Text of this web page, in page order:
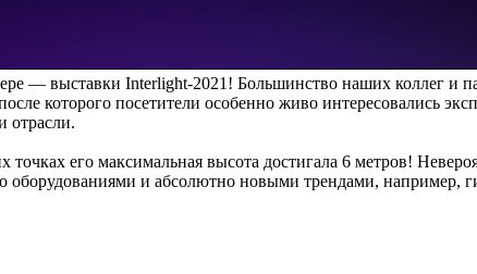
— выставки Interlight-2021! Большинство наших коллег и
которого посетители особенно живо интересовались
отрасли.
его максимальная высота достигала 6 метров!
оборудованиями и абсолютно новыми трендами, например,